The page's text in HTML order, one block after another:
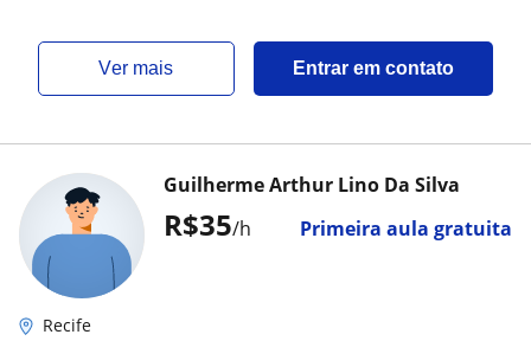
ver mais Entrar em contato
R$35/h Primeira aula gratuita
Guilherme Arthur Lino Da Silva
Recife